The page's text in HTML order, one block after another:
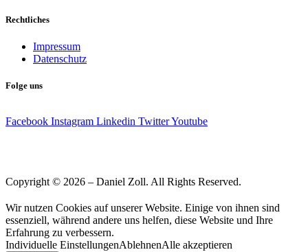
Rechtliches
Impressum
Datenschutz
Folge uns
Facebook Instagram Linkedin TwitterYoutube
Copyright © 2026 – Daniel Zoll. All Rights Reserved.
Wir nutzen Cookies auf unserer Website. Einige von ihnen sind
essenziell, während andere uns helfen, diese Website und Ihre
Erfahrung zu verbessern.
Individuelle EinstellungenAblehnenAlle akzeptieren